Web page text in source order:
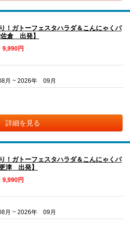
！ガトーフェスタハラダ＆こんにゃくパ
倉 出発】
9,990円
月 ~ 2026年 09月
詳細を見る
！ガトーフェスタハラダ＆こんにゃくパ
津 出発】
9,990円
月 ~ 2026年 09月